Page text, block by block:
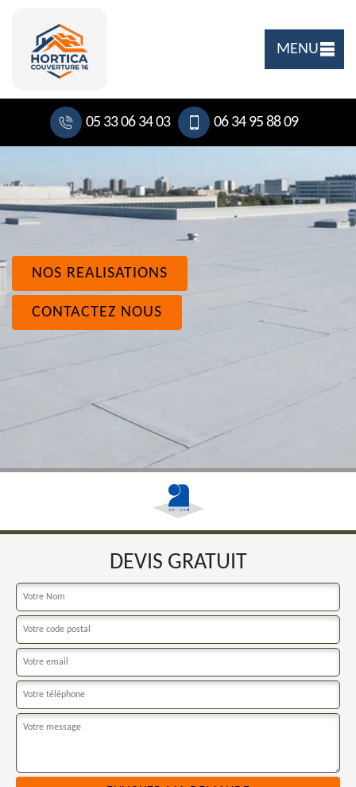
MENU
05 33 06 34 03 06 34 95 88 09
NOS REALISATIONS
CONTACTEZ NOUS
DEVIS GRATUIT